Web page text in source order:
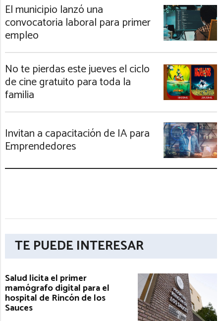
El municipio lanzó una
convocatoria laboral para primer
empleo
No te pierdas este jueves el ciclo
de cine gratuito para toda la
familia
Invitan a capacitación de IA para
Emprendedores
TE PUEDE INTERESAR
Salud licita el primer
mamógrafo digital para el
hospital de Rincón de los
Sauces